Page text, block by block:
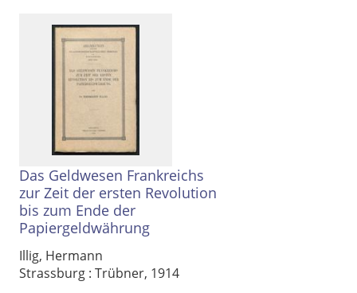
Das Geldwesen Frankreichs
zur Zeit der ersten Revolution
bis zum Ende der
Papiergeldwährung
Illig, Hermann
Strassburg : Trübner, 1914